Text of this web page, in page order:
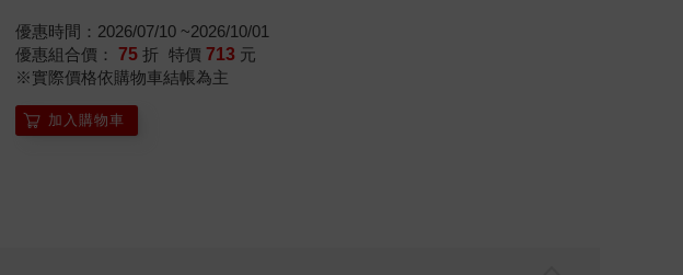
優惠時間：2026/07/10 ~2026/10/01
優惠組合價： 75 折 特價 713 元
※實際價格依購物車結帳為主
加入購物車